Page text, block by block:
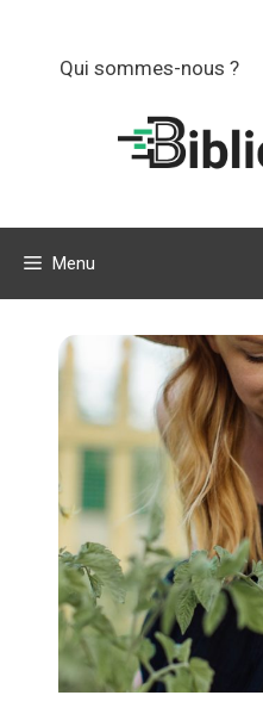
contenuQui sommes-nous ?
Menu